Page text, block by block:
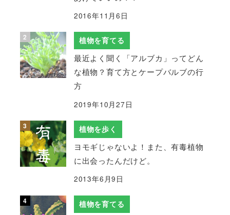
2016年11月6日
植物を育てる
最近よく聞く「アルブカ」ってどん
な植物？育て方とケープバルブの行
方
2019年10月27日
植物を歩く
ヨモギじゃないよ！また、有毒植物
に出会ったんだけど。
2013年6月9日
植物を育てる